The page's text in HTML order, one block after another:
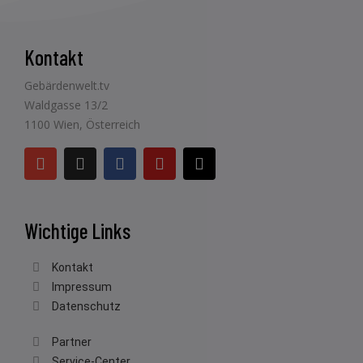
Kontakt
Gebärdenwelt.tv
Waldgasse 13/2
1100 Wien, Österreich
Wichtige Links
Kontakt
Impressum
Datenschutz
Partner